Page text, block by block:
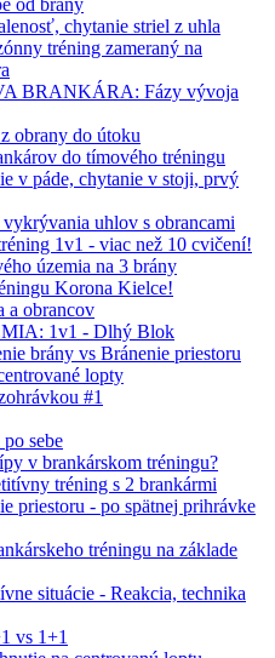
od brány
chytanie striel z uhla
tréning zameraný na
BRANKÁRA: Fázy vývoja
obrany do útoku
do tímového tréningu
v páde, chytanie v stoji, prvý
uhlov s obrancami
1v1 - viac než 10 cvičení!
územia na 3 brány
Korona Kielce!
a obrancov
1v1 - Dlhý Blok
brány vs Bránenie priestoru
lopty
#1
sebe
v brankárskom tréningu?
tréning s 2 brankármi
priestoru - po spätnej prihrávke
tréningu na základe
situácie - Reakcia, technika
vs 1+1